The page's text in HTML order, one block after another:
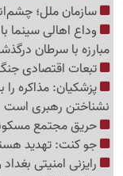
سازمان ملل؛
مبارزه با سرطان
تبعات اقتصادی جنگ
پزشکیان: مذاکره
نشناختن رهبری است
حریق مجتمع
جو کنت: تهدید
رایزنی امنیتی